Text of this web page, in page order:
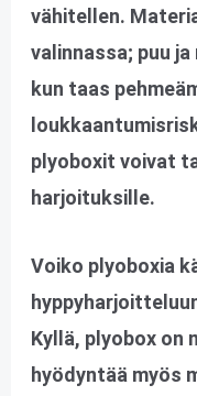
vähitellen.
valinnassa; puu
kun taas
plyoboxit voivat
harjoituksille.
Voiko plyoboxia
Kyllä, plyobox on
hyödyntää myös